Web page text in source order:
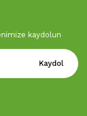
kaydolun
Kaydol